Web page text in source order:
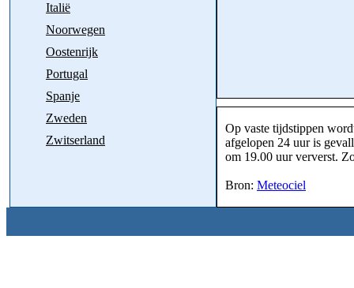
Italië
Noorwegen
Oostenrijk
Portugal
Spanje
Zweden
Zwitserland
Op vaste tijdstippen
afgelopen 24 uur is
om 19.00 uur ververst.
Bron: Meteociel